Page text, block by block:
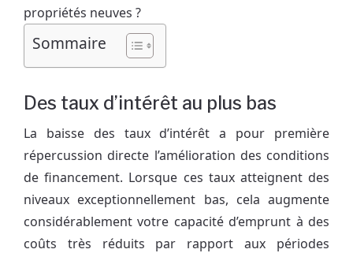
propriétés neuves ?
Sommaire
Des taux d’intérêt au plus bas
La baisse des taux d’intérêt a pour première
répercussion directe l’amélioration des conditions
de financement. Lorsque ces taux atteignent des
niveaux exceptionnellement bas, cela augmente
considérablement votre capacité d’emprunt à des
coûts très réduits par rapport aux périodes